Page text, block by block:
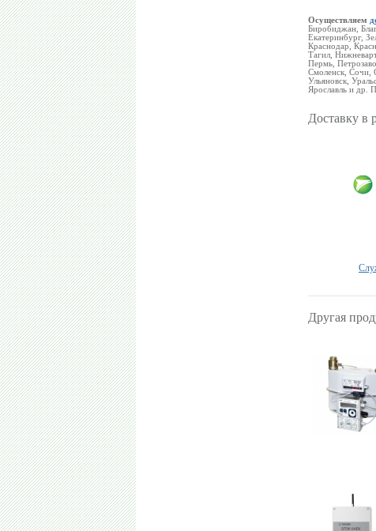
Осуществляем
Биробиджан,
Екатеринбург,
Краснодар,
Тагил,
Пермь,
Смоленск, Сочи,
Ульяновск,
Ярославль и др.
Доставку в
Другая